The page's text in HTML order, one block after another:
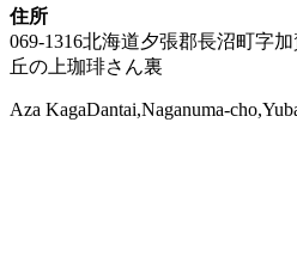
住所
069-1316北海道夕張郡長沼町字加
丘の上珈琲さん裏
Aza KagaDantai,Naganuma-